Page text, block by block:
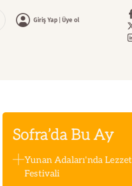
Giriş Yap Üye ol
Sofra’da Bu Ay
Yunan Adaları'nda Lezzet
Festivali